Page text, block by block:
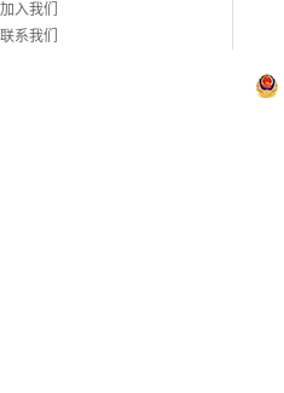
加入我们
联系我们